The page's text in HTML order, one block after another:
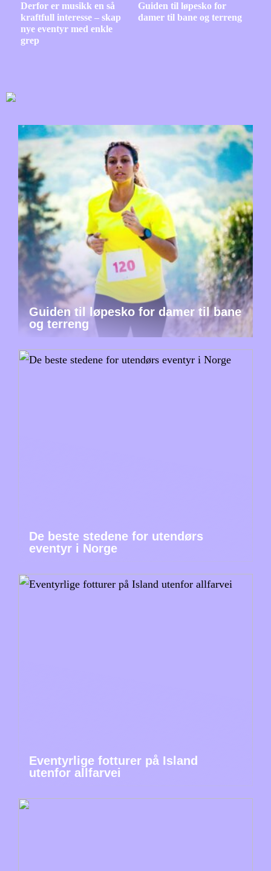
Derfor er musikk en så
kraftfull interesse – skap
nye eventyr med enkle
grep
Guiden til løpesko for
damer til bane og terreng
Guiden til løpesko for damer til bane
og terreng
De beste stedene for utendørs
eventyr i Norge
Eventyrlige fotturer på Island
utenfor allfarvei